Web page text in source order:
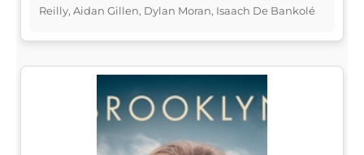
Reilly, Aidan Gillen, Dylan Moran, Isaach De Bankolé